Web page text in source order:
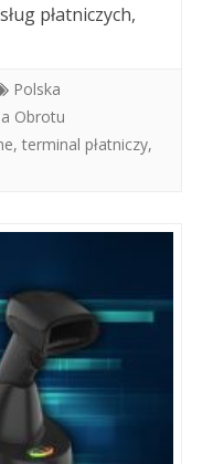
płatniczych,
Polska
Obrotu
, terminal płatniczy,